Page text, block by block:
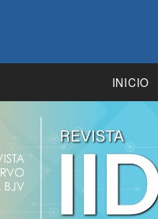
INICIO